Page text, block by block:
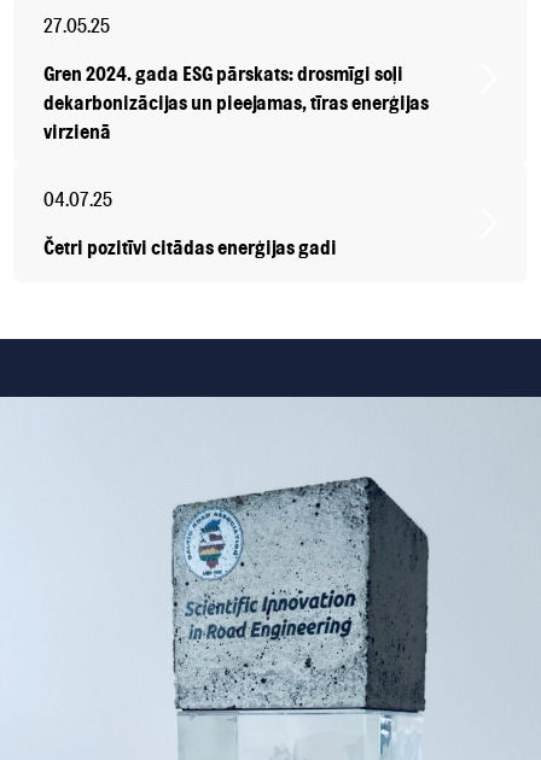
27.05.25
Gren 2024. gada ESG pārskats: drosmīgi soļi
dekarbonizācijas un pieejamas, tīras enerģijas
virzienā
04.07.25
Četri pozitīvi citādas enerģijas gadi